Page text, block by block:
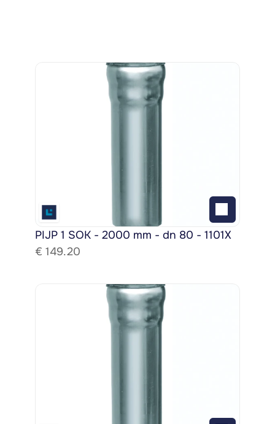
PIJP 1 SOK - 2000 mm - dn 80 - 1101X
€ 149.20